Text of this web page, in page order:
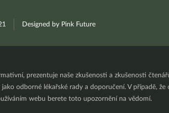
Designed by Pink Future
prezentuje naše zkušenosti a zkušenosti
odborné lékařské rady a doporučení. V případě,
webu berete toto upozornění na vědomí.